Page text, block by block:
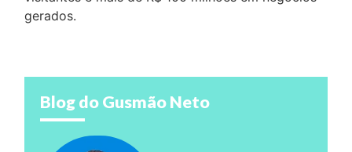
gerados.
Blog do Gusmão Neto